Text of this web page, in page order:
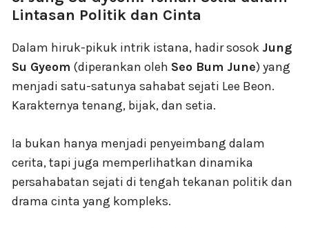
Lintasan Politik dan Cinta
Dalam hiruk-pikuk intrik istana, hadir sosok Jung
Su Gyeom (diperankan oleh Seo Bum June) yang
menjadi satu-satunya sahabat sejati Lee Beon.
Karakternya tenang, bijak, dan setia.
Ia bukan hanya menjadi penyeimbang dalam
cerita, tapi juga memperlihatkan dinamika
persahabatan sejati di tengah tekanan politik dan
drama cinta yang kompleks.